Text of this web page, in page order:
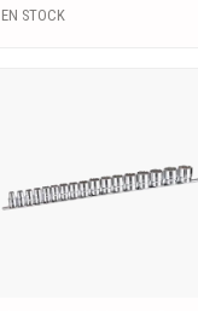
EN STOCK